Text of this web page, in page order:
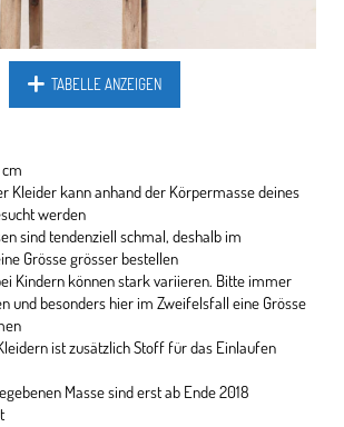
TABELLE ANZEIGEN
Kleider kann anhand der Körpermasse deines
werden
sind tendenziell schmal, deshalb im
Grösse grösser bestellen
Kindern können stark variieren. Bitte immer
und besonders hier im Zweifelsfall eine Grösse
ist zusätzlich Stoff für das Einlaufen
Masse sind erst ab Ende 2018